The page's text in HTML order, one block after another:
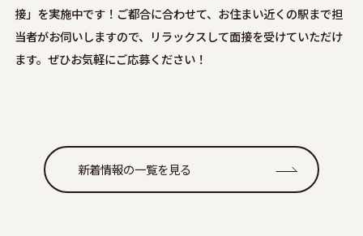
接」を実施中です！ご都合に合わせて、お住まい近くの駅まで担
当者がお伺いしますので、リラックスして面接を受けていただけ
ます。ぜひお気軽にご応募ください！
新着情報の一覧を見る